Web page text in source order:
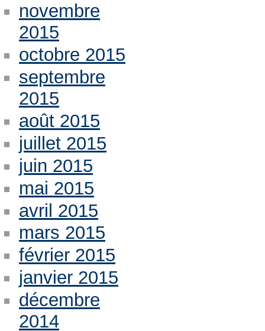
novembre
2015
octobre 2015
septembre
2015
août 2015
juillet 2015
juin 2015
mai 2015
avril 2015
mars 2015
février 2015
janvier 2015
décembre
2014